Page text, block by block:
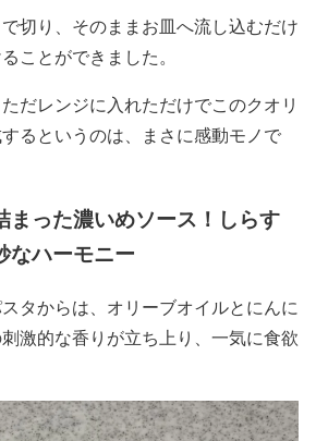
切り、そのままお皿へ流し込むだけ
ことができました。
だレンジに入れただけでこのクオリ
るというのは、まさに感動モノで
まった濃いめソース！しらす
なハーモニー
タからは、オリーブオイルとにんに
激的な香りが立ち上り、一気に食欲